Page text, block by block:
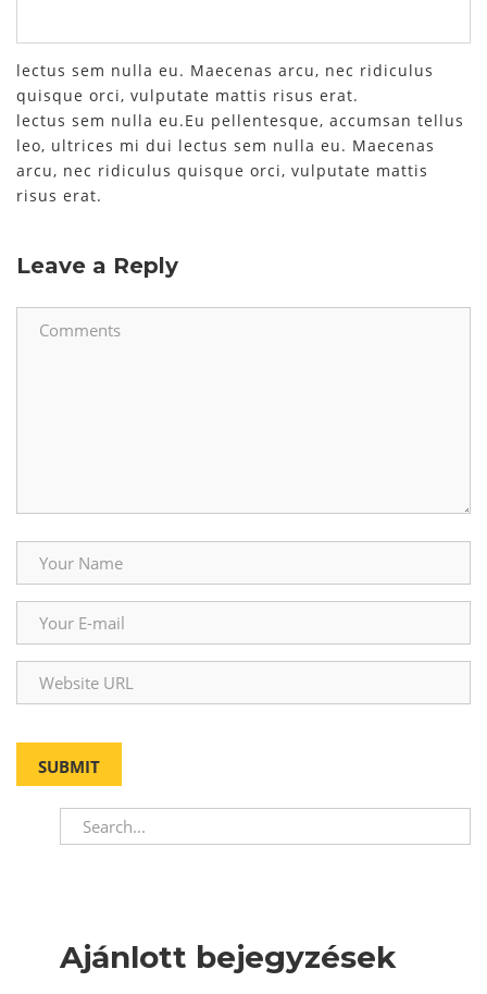
lectus sem nulla eu. Maecenas arcu, nec ridiculus
quisque orci, vulputate mattis risus erat.
lectus sem nulla eu.Eu pellentesque, accumsan tellus
leo, ultrices mi dui lectus sem nulla eu. Maecenas
arcu, nec ridiculus quisque orci, vulputate mattis
risus erat.
Leave a Reply
Ajánlott bejegyzések